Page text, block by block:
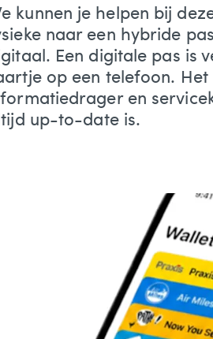
kunnen je helpen bij
naar een hybride
Een digitale pas is
op een telefoon.
en
up-to-date is.